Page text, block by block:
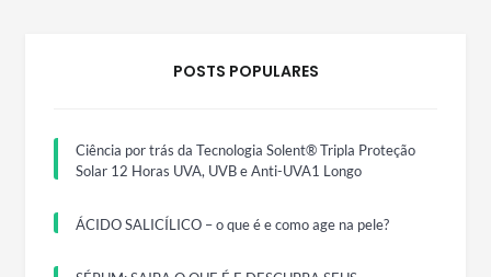
POSTS POPULARES
Ciência por trás da Tecnologia Solent® Tripla Proteção
Solar 12 Horas UVA, UVB e Anti-UVA1 Longo
ÁCIDO SALICÍLICO – o que é e como age na pele?